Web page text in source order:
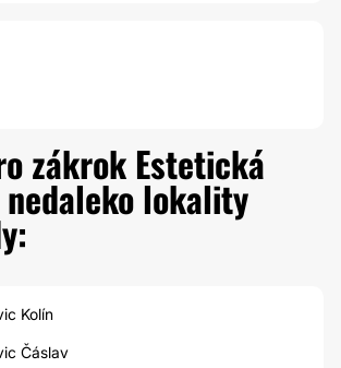
zákrok Estetická
lokality
Kolín
Čáslav